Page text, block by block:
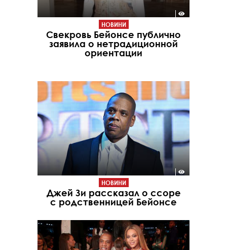
НОВИНИ
Свекровь Бейонсе публично
заявила о нетрадиционной
ориентации
НОВИНИ
Джей Зи рассказал о ссоре
с родственницей Бейонсе